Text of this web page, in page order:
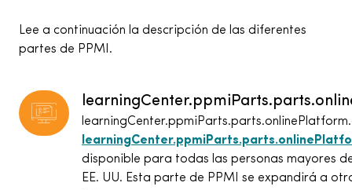
Lee a continuación la descripción de las diferentes
partes de PPMI.
disponible para todas las personas mayores
EE. UU. Esta parte de PPMI se expandirá a